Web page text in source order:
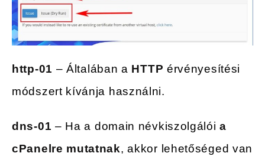
http-01 – Általában a HTTP érvényesítési
módszert kívánja használni.
dns-01 – Ha a domain névkiszolgálóia
cPanelre mutatnak, akkor lehetőséged van